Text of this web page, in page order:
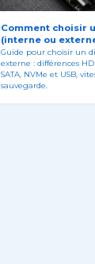
Comment choisir
(interne ou
Guide pour choisir un
externe : différences
SATA, NVMe et USB,
sauvegarde.